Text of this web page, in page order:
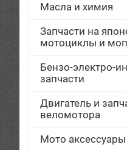
Масла и химия
Запчасти на
мотоциклы и
Бензо-электро-
запчасти
Двигатель и
веломотора
Мото аксессуары